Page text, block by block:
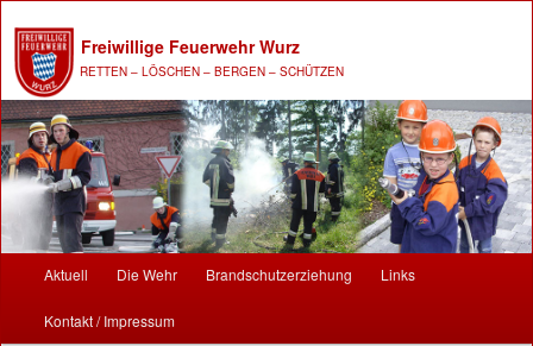
Freiwillige Feuerwehr Wurz
RETTEN – LÖSCHEN – BERGEN – SCHÜTZEN
Zum Inhalt wechseln
Zum sekundären Inhalt wechseln
Aktuell Die Wehr Brandschutzerziehung Links
Kontakt / Impressum